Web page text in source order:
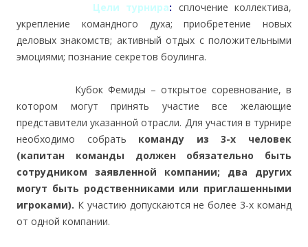
Цели турнира: сплочение коллектива,
укрепление командного духа; приобретение новых
деловых знакомств; активный отдых с положительными
эмоциями; познание секретов боулинга.
Кубок Фемиды – открытое соревнование, в
котором могут принять участие все желающие
представители указанной отрасли. Для участия в турнире
необходимо собрать команду из 3-х человек
(капитан команды должен обязательно быть
сотрудником заявленной компании; два других
могут быть родственниками или приглашенными
игроками). К участию допускаются не более 3-х команд
от одной компании.